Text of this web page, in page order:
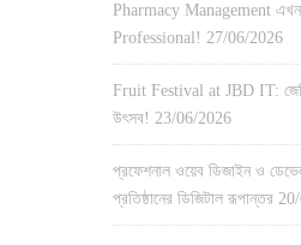
Pharmacy Management
Professional! 27/06/2026
Fruit Festival at JBD IT:
উৎসব! 23/06/2026
প্রফেশনাল ওয়েব ডিজাইন ও
প্রতিষ্ঠানের ডিজিটাল রূপান্তর